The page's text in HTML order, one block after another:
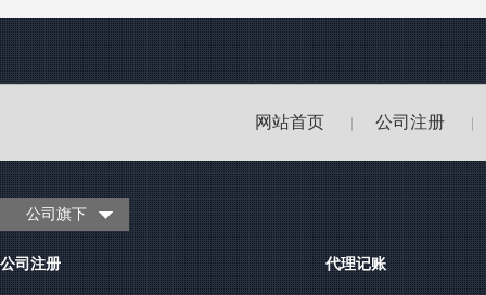
网站首页 公司注册
公司旗下
公司注册 代理记账